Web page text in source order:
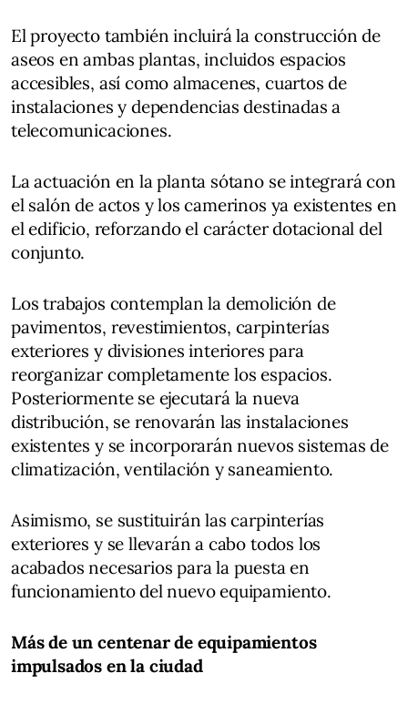
El proyecto también incluirá la construcción de
aseos en ambas plantas, incluidos espacios
accesibles, así como almacenes, cuartos de
instalaciones y dependencias destinadas a
telecomunicaciones.
La actuación en la planta sótano se integrará con
el salón de actos y los camerinos ya existentes en
el edificio, reforzando el carácter dotacional del
conjunto.
Los trabajos contemplan la demolición de
pavimentos, revestimientos, carpinterías
exteriores y divisiones interiores para
reorganizar completamente los espacios.
Posteriormente se ejecutará la nueva
distribución, se renovarán las instalaciones
existentes y se incorporarán nuevos sistemas de
climatización, ventilación y saneamiento.
Asimismo, se sustituirán las carpinterías
exteriores y se llevarán a cabo todos los
acabados necesarios para la puesta en
funcionamiento del nuevo equipamiento.
Más de un centenar de equipamientos
impulsados en la ciudad